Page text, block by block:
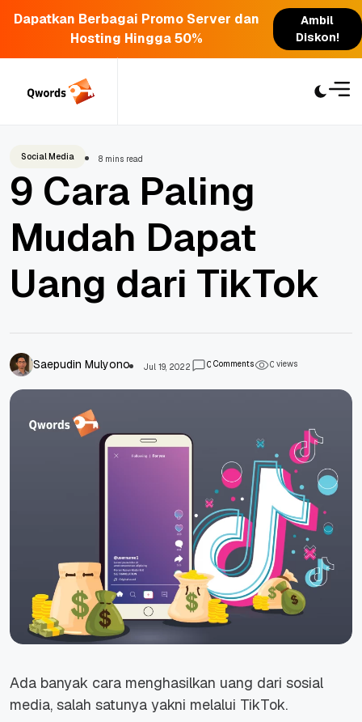
Dapatkan Berbagai Promo Server dan
Hosting Hingga 50%
Ambil
Diskon!
Social Media 8 mins read
9 Cara Paling
Mudah Dapat
Uang dari TikTok
Saepudin Mulyono Jul 19, 2022 0Comments 0views
Ada banyak cara menghasilkan uang dari sosial
media, salah satunya yakni melalui TikTok.